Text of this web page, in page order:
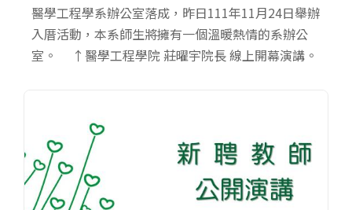
醫學工程學系辦公室落成，昨日111年11月24日舉辦
入厝活動，本系師生將擁有一個溫暖熱情的系辦公
室。 ↑醫學工程學院 莊曜宇院長 線上開幕演講。